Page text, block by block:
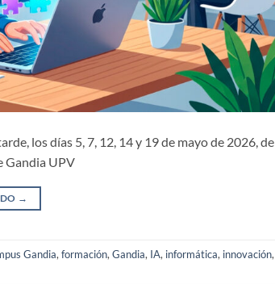
los días 5, 7, 12, 14 y 19 de mayo de 2026, de
Gandia UPV
→
Gandia, formación, Gandia, IA, informática, innovación,